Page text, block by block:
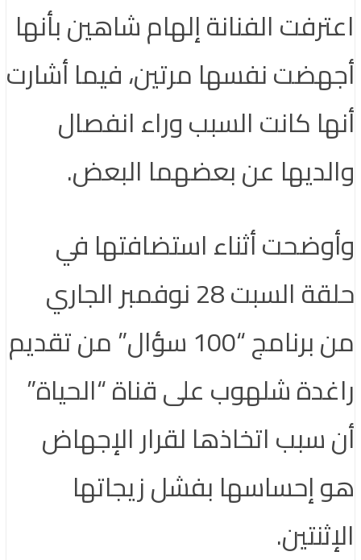
اعترفت الفنانة إلهام شاهين بأنها
أجهضت نفسها مرتين، فيما أشارت
أنها كانت السبب وراء انفصال
والديها عن بعضهما البعض.
وأوضحت أثناء استضافتها في
حلقة السبت 28 نوفمبر الجاري
من برنامج “100 سؤال” من تقديم
راغدة شلهوب على قناة “الحياة”
أن سبب اتخاذها لقرار الإجهاض
هو إحساسها بفشل زيجاتها
الإثنتين.